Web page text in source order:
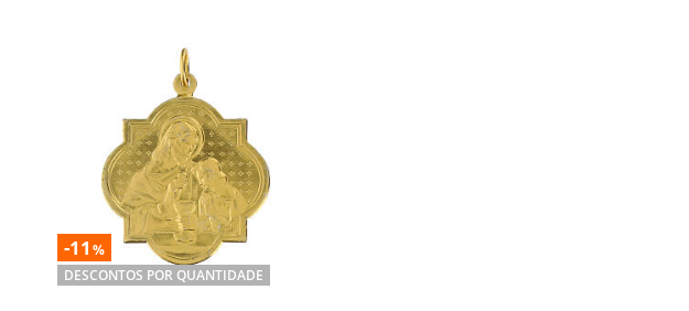
-11 %
DESCONTOS POR QUANTIDADE